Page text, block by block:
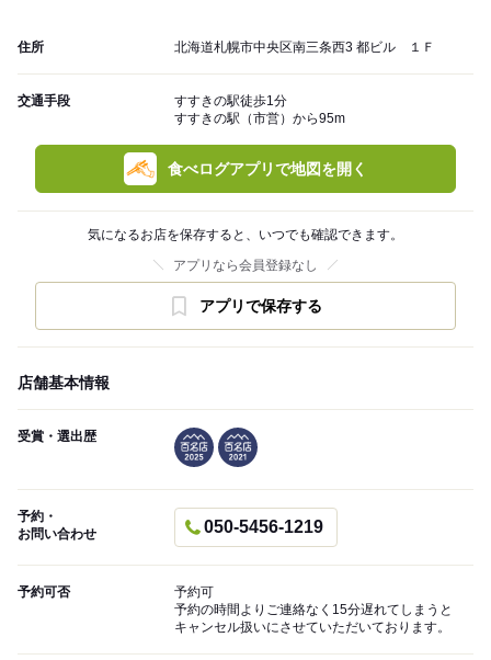
住所 北海道札幌市中央区南三条西3 都ビル １Ｆ
交通手段
すすきの駅徒歩1分
すすきの駅（市営）から95m
食べログアプリで地図を開く
気になるお店を保存すると、いつでも確認できます。
アプリなら会員登録なし
アプリで保存する
店舗基本情報
受賞・選出歴
予約・
お問い合わせ
050-5456-1219
予約可否
予約可
予約の時間よりご連絡なく15分遅れてしまうと
キャンセル扱いにさせていただいております。